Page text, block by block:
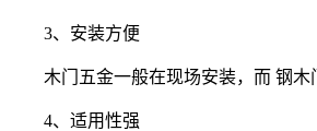
3、安装方便
木门五金一般在现场安装，而 钢木
4、适用性强